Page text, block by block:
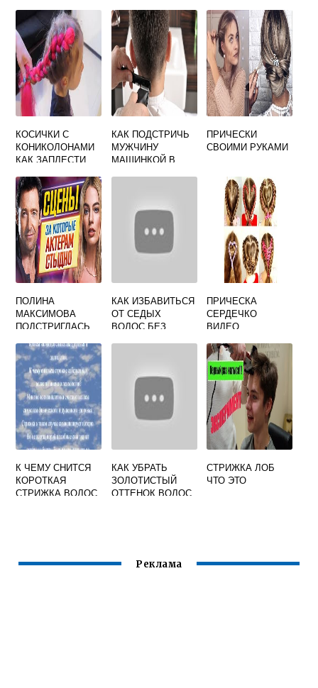
КОСИЧКИ С
КОНИКОЛОНАМИ
КАК ЗАПЛЕСТИ
КАК ПОДСТРИЧЬ
МУЖЧИНУ
МАШИНКОЙ В
ПРИЧЕСКИ
СВОИМИ РУКАМИ
ПОЛИНА
МАКСИМОВА
ПОДСТРИГЛАСЬ
КАКОМ ФИЛЬМЕ
КАК ИЗБАВИТЬСЯ
ОТ СЕДЫХ
ВОЛОС БЕЗ
ОТЗЫВЫ
ПРИЧЕСКА
СЕРДЕЧКО
ВИДЕО
К ЧЕМУ СНИТСЯ
КОРОТКАЯ
СТРИЖКА ВОЛОС
КАК УБРАТЬ
ЗОЛОТИСТЫЙ
ОТТЕНОК ВОЛОС
СТРИЖКА ЛОБ
ЧТО ЭТО
Реклама